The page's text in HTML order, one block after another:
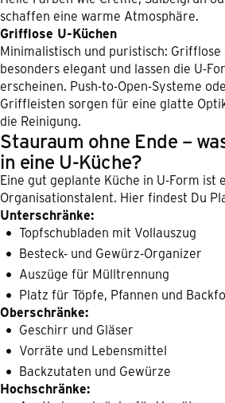
schaffen eine warme Atmosphäre.
Grifflose U-Küchen
Minimalistisch und puristisch: Grifflose
besonders elegant und lassen die U-
erscheinen. Push-to-Open-Systeme
Griffleisten sorgen für eine glatte
die Reinigung.
Stauraum ohne Ende –
in eine U-Küche?
Eine gut geplante Küche in U-Form ist
Organisationstalent. Hier findest Du
Unterschränke:
Topfschubladen mit Vollauszug
Besteck- und Gewürz-Organizer
Auszüge für Mülltrennung
Platz für Töpfe, Pfannen und
Oberschränke:
Geschirr und Gläser
Vorräte und Lebensmittel
Backzutaten und Gewürze
Hochschränke: